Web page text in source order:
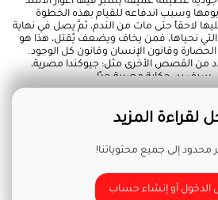
وسبب اندفاعه للقيام بهذه الخطوة
لاحقاً حتى مات من الندم، ثمَّ يصل في نهاية
نحياها، فمن يخاف ويضعف يُقتل، هذا هو
وقانون الإنسان وقانون كل الوجود.
من القصص الأخرى مثل: جيوكندا مصرية،
سيف يد، حكاية مصرية جدًا.
لقراءة المزيد
إلى جميع محتوياتنا!
الدخول أو إنشاء حساب